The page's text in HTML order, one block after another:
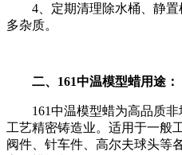
4、定期清理除水桶、静
多杂质。
二、161中温模型蜡用途：
161中温模型蜡为高品质
工艺精密铸造业。适用于一般
阀件、针车件、高尔夫球头等